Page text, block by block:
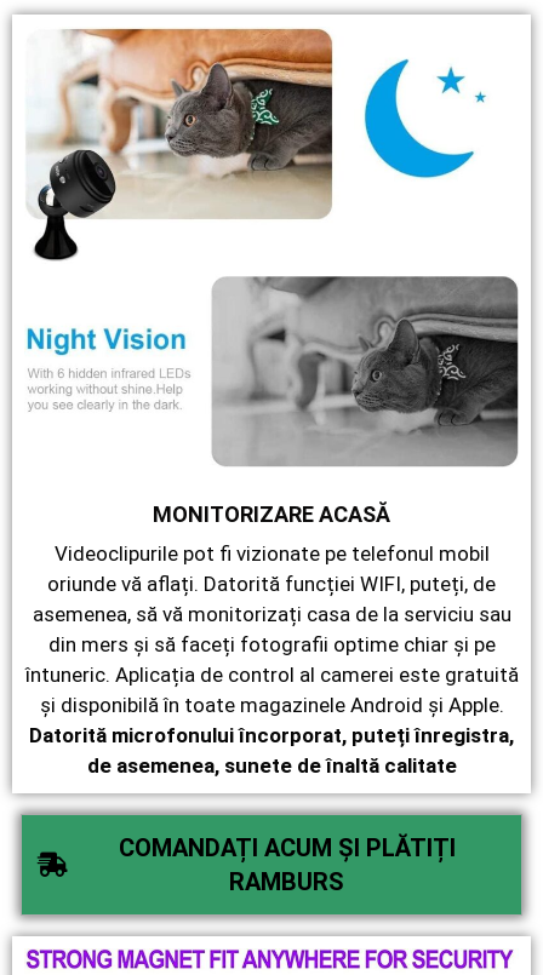
MONITORIZARE ACASĂ
Videoclipurile pot fi vizionate pe telefonul mobil
oriunde vă aflați. Datorită funcției WIFI, puteți, de
asemenea, să vă monitorizați casa de la serviciu sau
din mers și să faceți fotografii optime chiar și pe
întuneric. Aplicația de control al camerei este gratuită
și disponibilă în toate magazinele Android și Apple.
Datorită microfonului încorporat, puteți înregistra,
de asemenea, sunete de înaltă calitate
COMANDAȚI ACUM ȘI PLĂTIȚI
RAMBURS